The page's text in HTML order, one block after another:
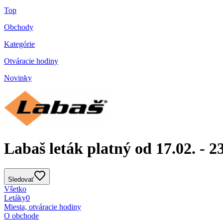
Top
Obchody
Kategórie
Otváracie hodiny
Novinky
Labaš leták platný od 17.02. -
Sledovať
Všetko
Letáky0
Miesta, otváracie hodiny
O obchode